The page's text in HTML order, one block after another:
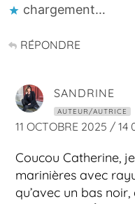
chargement…
RÉPONDRE
SANDRINE
AUTEUR/AUTRICE
11 OCTOBRE 2025 / 14
Coucou Catherine,
marinières avec
qu’avec un bas